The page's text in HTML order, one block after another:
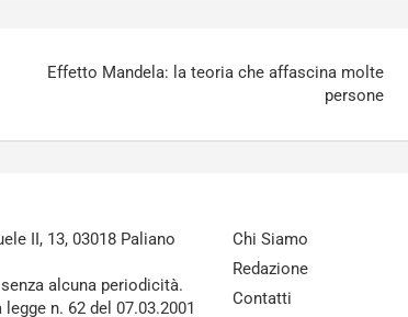
Effetto Mandela: la teoria che affascina molte
persone
II, 13, 03018 Paliano
alcuna periodicità.
n. 62 del 07.03.2001
Chi Siamo
Redazione
Contatti